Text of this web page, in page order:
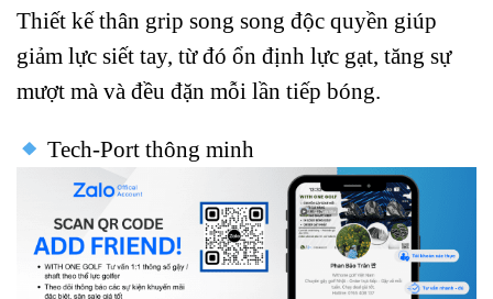
Thiết kế thân grip song song độc quyền giúp
giảm lực siết tay, từ đó ổn định lực gạt, tăng sự
mượt mà và đều đặn mỗi lần tiếp bóng.
Tech-Port thông minh